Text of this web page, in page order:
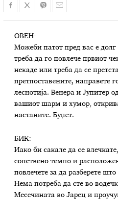
ОВЕН:
Можеби патот пред вас е долг
треба да го повлече првиот
некаде или треба да се
претпоставените, направете
леснотија. Венера и Јупитер
вашиот шарм и хумор,
настаните. Буџет.
БИК:
Иако би сакале да се
сопствено темпо и
повлечете за да разберете
Нема потреба да сте во
Месечината во Јарец и